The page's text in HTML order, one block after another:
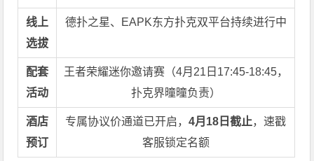
线上
选拔
德扑之星、EAPK东方扑克双平台持续进行中
配套
活动
王者荣耀迷你邀请赛（4月21日17:45-18:45，
扑克界曈曈负责）
酒店
预订
专属协议价通道已开启，4月18日截止，速戳
客服锁定名额